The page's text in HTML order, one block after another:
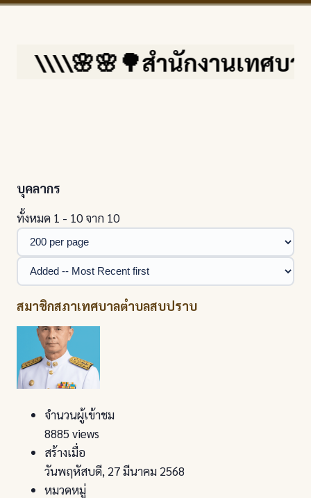
\\\\🌸🌸🌳สำนักงานเทศบา
บุคลากร
ทั้งหมด 1 - 10 จาก 10
สมาชิกสภาเทศบาลตำบลสบปราบ
จำนวนผู้เข้าชม
8885 views
สร้างเมื่อ
วันพฤหัสบดี, 27 มีนาคม 2568
หมวดหมู่